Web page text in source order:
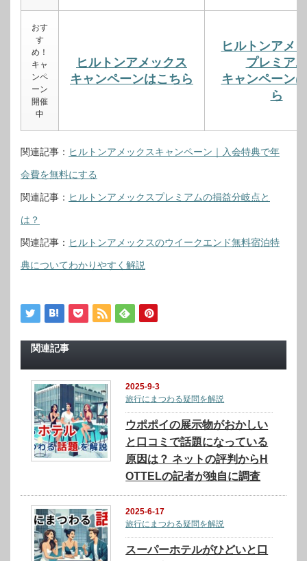
おす
す
め！
キャ
ンペ
ーン
開催
中
ヒルトンアメックス
キャンペーンはこちら
ヒルトンアメ
プレミアム
キャンペーン
ら
関連記事： ヒルトンアメックスキャンペーン｜入会特典で年
会費を無料にする
関連記事： ヒルトンアメックスプレミアムの損益分岐点と
は？
関連記事： ヒルトンアメックスのウイークエンド無料宿泊特
典についてわかりやすく解説
関連記事
2025-9-3
旅行にまつわる疑問を解説
ウポポイの展示物がおかしい
と口コミで話題になっている
原因は？ ネットの評判からH
OTTELの記者が独自に調査
2025-6-17
旅行にまつわる疑問を解説
スーパーホテルがひどいと口